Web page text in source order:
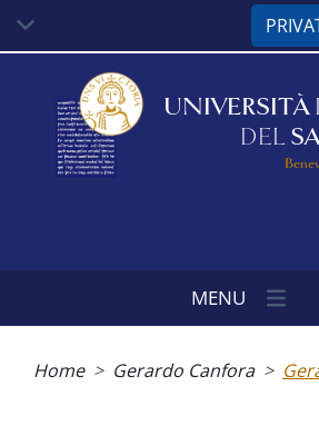
main
UNIVERSITÀ
DEL
MENU
Home Gerardo Canfora